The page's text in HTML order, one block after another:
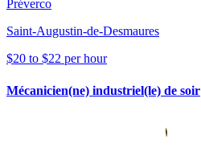
Préverco
Saint-Augustin-de-Desmaures
$20 to $22 per hour
Mécanicien(ne) industriel(le) de soir